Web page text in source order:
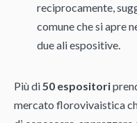
reciprocamente,
comune che si apre
due ali espositive.
Più di50 espositori
mercato florovivaistica